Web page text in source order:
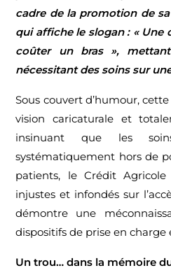
cadre de la promotion de
qui affiche le slogan : « Une
coûter un bras »,
nécessitant des soins sur
Sous couvert d’humour,
vision caricaturale et
insinuant que les
systématiquement hors de
patients, le Crédit
injustes et infondés sur
démontre une
dispositifs de prise en charge
Un trou… dans la mémoire